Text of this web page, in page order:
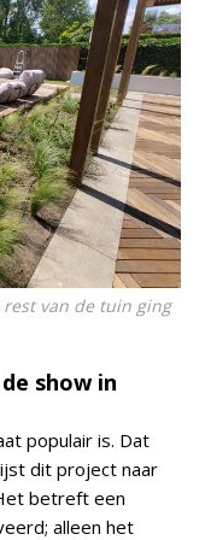
van de tuin ging
show in
populair is. Dat
dit project naar
betreft een
alleen het